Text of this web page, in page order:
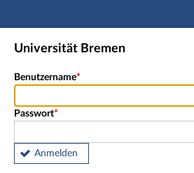
Hauptnavigation
Shibboleth Login
Universität Bremen
Benutzername
Passwort
Anmelden